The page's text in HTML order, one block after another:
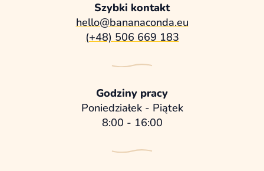
Szybki kontakt
hello@bananaconda.eu
(+48) 506 669 183
Godziny pracy
Poniedziałek - Piątek
8:00 - 16:00